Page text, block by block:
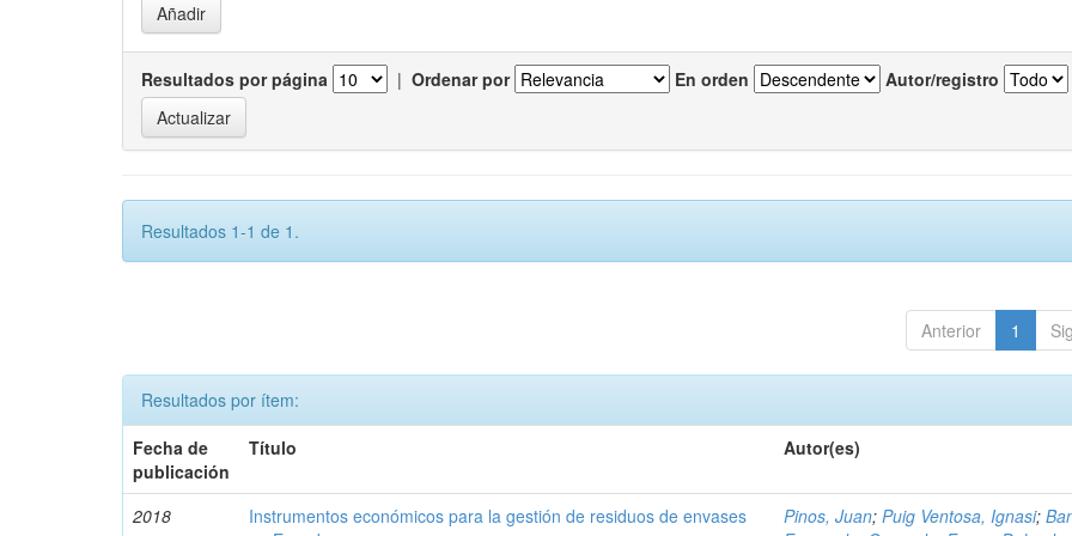
Resultados por página | Ordenar por En orden Autor/registro
Resultados 1-1 de 1.
Anterior 1
Resultados por ítem:
Fecha de
publicación
Título Autor(es)
2018
Instrumentos económicos para la gestión de residuos de envases
Pinos, Juan;Puig Ventosa, Ignasi;